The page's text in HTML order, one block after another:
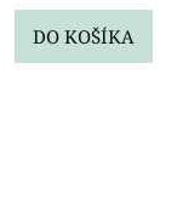
DO KOŠÍKA